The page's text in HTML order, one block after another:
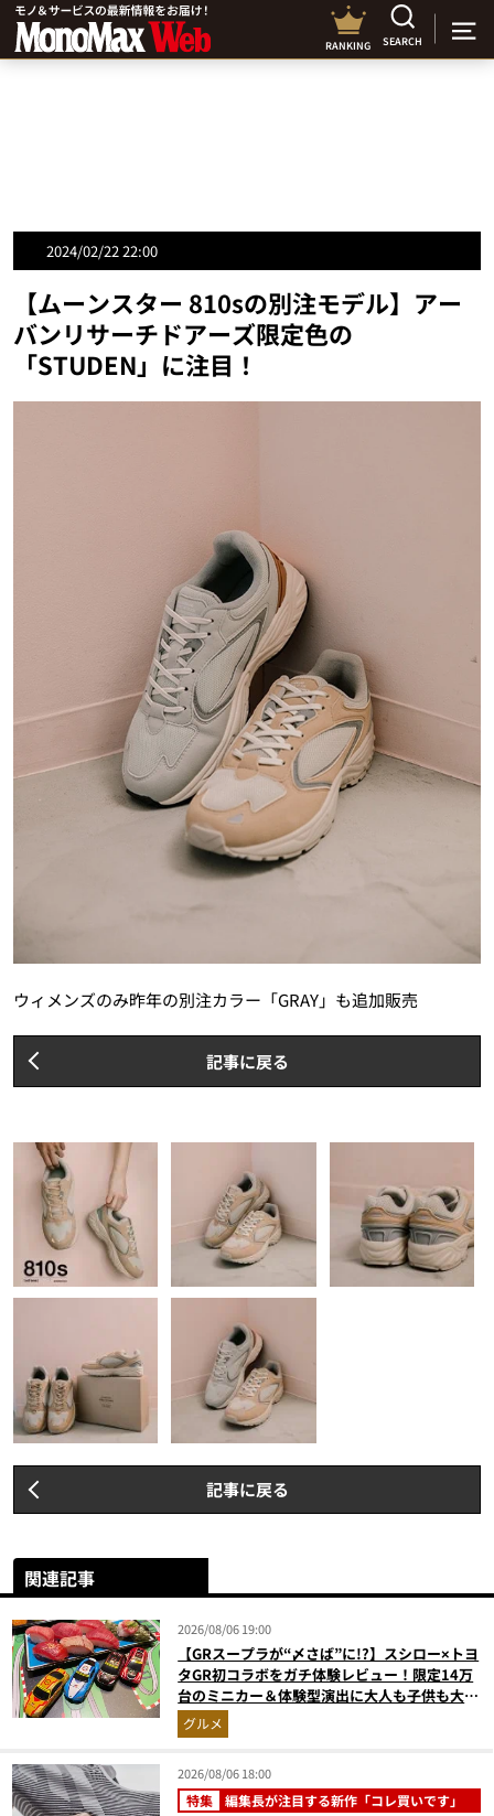
RANKING SEARCH
2024/02/22 22:00
【ムーンスター 810sの別注モデル】アー
バンリサーチドアーズ限定色の
「STUDEN」に注目！
ウィメンズのみ昨年の別注カラー「GRAY」も追加販売
記事に戻る
記事に戻る
関連記事
2026/08/06 19:00
【GRスープラが“〆さば”に!?】スシロー×トヨ
タGR初コラボをガチ体験レビュー！限定14万
台のミニカー＆体験型演出に大人も子供も大興
奮間違いなし
グルメ
2026/08/06 18:00
特集 編集長が注目する新作「コレ買いです」